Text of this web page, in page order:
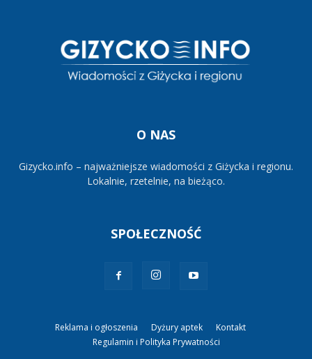
O NAS
Gizycko.info – najważniejsze wiadomości z Giżycka i regionu.
Lokalnie, rzetelnie, na bieżąco.
SPOŁECZNOŚĆ
Reklama i ogłoszenia Dyżury aptek
Kontakt
Regulamin i Polityka Prywatności